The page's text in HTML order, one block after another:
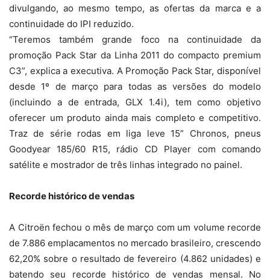
divulgando, ao mesmo tempo, as ofertas da marca e a
continuidade do IPI reduzido.
“Teremos também grande foco na continuidade da
promoção Pack Star da Linha 2011 do compacto premium
C3”, explica a executiva. A Promoção Pack Star, disponível
desde 1º de março para todas as versões do modelo
(incluindo a de entrada, GLX 1.4i), tem como objetivo
oferecer um produto ainda mais completo e competitivo.
Traz de série rodas em liga leve 15” Chronos, pneus
Goodyear 185/60 R15, rádio CD Player com comando
satélite e mostrador de três linhas integrado no painel.
Recorde histórico de vendas
A Citroën fechou o mês de março com um volume recorde
de 7.886 emplacamentos no mercado brasileiro, crescendo
62,20% sobre o resultado de fevereiro (4.862 unidades) e
batendo seu recorde histórico de vendas mensal. No